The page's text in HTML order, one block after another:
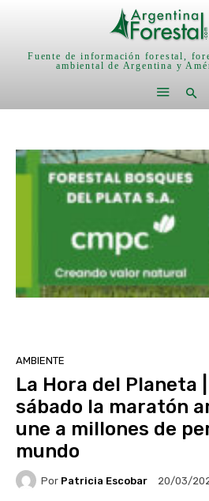
Fuente de información forestal,
ambiental de Argentina y
AMBIENTE
La Hora del Planeta
sábado la maratón
une a millones de
mundo
Por Patricia Escobar 20/03/